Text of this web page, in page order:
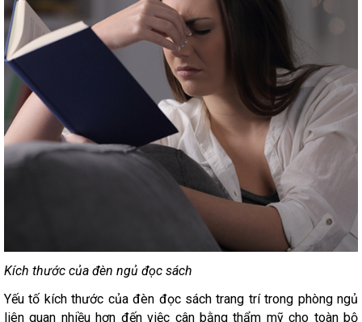
Kích thước của đèn ngủ đọc sách
Yếu tố kích thước của đèn đọc sách trang trí trong phòng ngủ
liên quan nhiều hơn đến việc cân bằng thẩm mỹ cho toàn bộ